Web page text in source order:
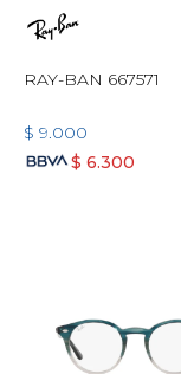
RAY-BAN 667571
$ 9.000
$ 6.300